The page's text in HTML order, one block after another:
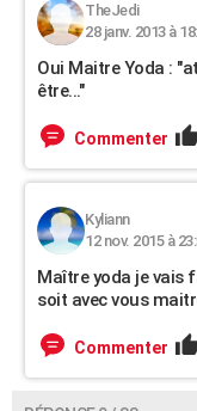
TheJedi
28 janv. 2013 à
Oui Maitre Yoda :
être..."
Commenter
Kyliann
12 nov. 2015 à
Maître yoda je vais
soit avec vous
Commenter